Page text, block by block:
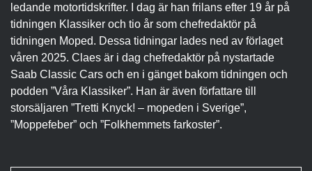
ledande motortidskrifter. I dag är han frilans efter 19 år på
tidningen Klassiker och tio år som chefredaktör på
tidningen Moped. Dessa tidningar lades ned av förlaget
våren 2025. Claes är i dag chefredaktör på nystartade
Saab Classic Cars och en i gänget bakom tidningen och
podden ”Våra Klassiker”. Han är även författare till
storsäljaren ”Tretti Knyck! – mopeden i Sverige”,
”Moppefeber” och ”Folkhemmets farkoster”.